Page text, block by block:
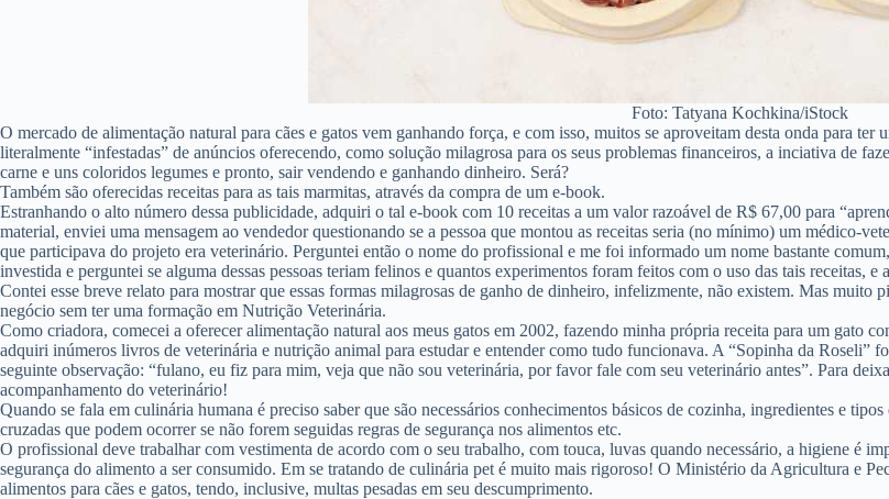
Foto: Tatyana Kochkina/iStock
O mercado de alimentação natural para cães e gatos vem ganhando força, e com isso, muitos se aproveitam desta onda para
literalmente “infestadas” de anúncios oferecendo, como solução milagrosa para os seus problemas financeiros, a inciativa de
carne e uns coloridos legumes e pronto, sair vendendo e ganhando dinheiro. Será?
Também são oferecidas receitas para as tais marmitas, através da compra de um e-book.
Estranhando o alto número dessa publicidade, adquiri o tal e-book com 10 receitas a um valor razoável de R$ 67,00 para
material, enviei uma mensagem ao vendedor questionando se a pessoa que montou as receitas seria (no mínimo) um médico-
que participava do projeto era veterinário. Perguntei então o nome do profissional e me foi informado um nome bastante
investida e perguntei se alguma dessas pessoas teriam felinos e quantos experimentos foram feitos com o uso das tais receitas,
Contei esse breve relato para mostrar que essas formas milagrosas de ganho de dinheiro, infelizmente, não existem. Mas muito
negócio sem ter uma formação em Nutrição Veterinária.
Como criadora, comecei a oferecer alimentação natural aos meus gatos em 2002, fazendo minha própria receita para um gato
adquiri inúmeros livros de veterinária e nutrição animal para estudar e entender como tudo funcionava. A “Sopinha da Roseli”
seguinte observação: “fulano, eu fiz para mim, veja que não sou veterinária, por favor fale com seu veterinário antes”. Para
acompanhamento do veterinário!
Quando se fala em culinária humana é preciso saber que são necessários conhecimentos básicos de cozinha, ingredientes e
cruzadas que podem ocorrer se não forem seguidas regras de segurança nos alimentos etc.
O profissional deve trabalhar com vestimenta de acordo com o seu trabalho, com touca, luvas quando necessário, a higiene é
segurança do alimento a ser consumido. Em se tratando de culinária pet é muito mais rigoroso! O Ministério da Agricultura e
alimentos para cães e gatos, tendo, inclusive, multas pesadas em seu descumprimento.